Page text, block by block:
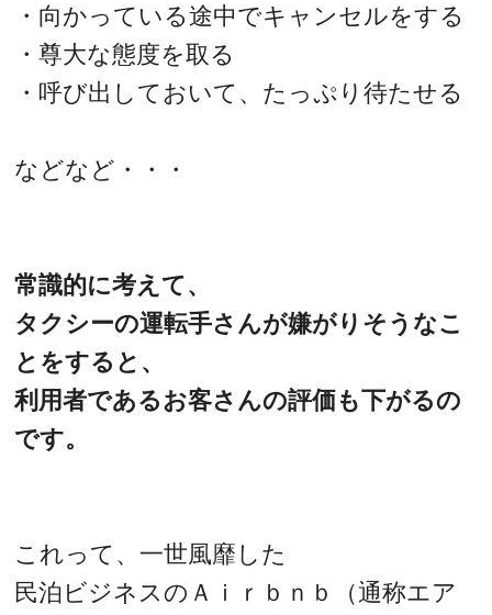
・向かっている途中でキャンセルをする
・尊大な態度を取る
・呼び出しておいて、たっぷり待たせる
などなど・・・
常識的に考えて、
タクシーの運転手さんが嫌がりそうなこ
とをすると、
利用者であるお客さんの評価も下がるの
です。
これって、一世風靡した
民泊ビジネスのＡｉｒｂｎｂ（通称エア